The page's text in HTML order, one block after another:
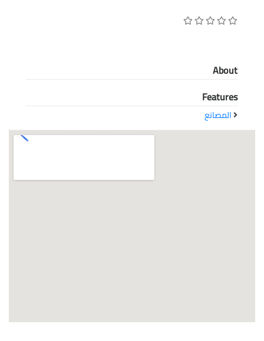
معاً نحو خلق مجتمع مبدع في عالم الأزياء
About
Features
المصانع